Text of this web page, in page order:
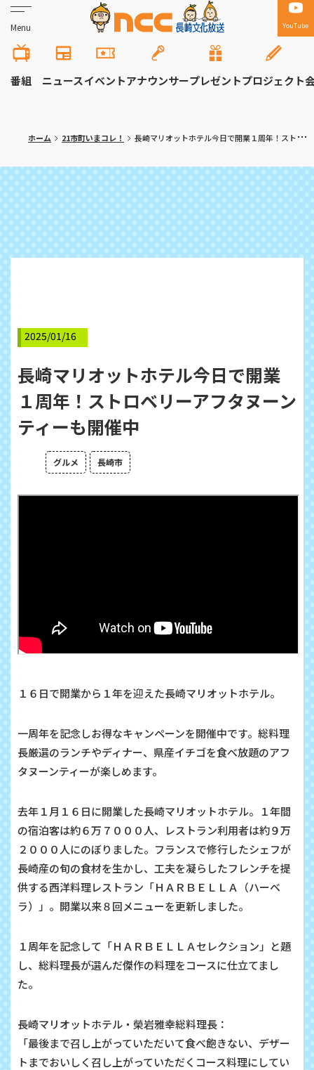
Menu YouTube
番組 ニュースイベントアナウンサープレゼントプロジェクト
ホーム 21市町いまコレ！ 長崎マリオットホテル今日で開業１周年！ストロベリーアフタヌーンティーも開催中
2025/01/16
長崎マリオットホテル今日で開業
１周年！ストロベリーアフタヌーン
ティーも開催中
グルメ 長崎市
１６日で開業から１年を迎えた長崎マリオットホテル。
一周年を記念しお得なキャンペーンを開催中です。総料理
長厳選のランチやディナー、県産イチゴを食べ放題のアフ
タヌーンティーが楽しめます。
去年１月１６日に開業した長崎マリオットホテル。１年間
の宿泊客は約６万７０００人、レストラン利用者は約９万
２０００人にのぼりました。フランスで修行したシェフが
長崎産の旬の食材を生かし、工夫を凝らしたフレンチを提
供する西洋料理レストラン「ＨＡＲＢＥＬＬＡ（ハーベ
ラ）」。開業以来８回メニューを更新しました。
１周年を記念して「ＨＡＲＢＥＬＬＡセレクション」と題
し、総料理長が選んだ傑作の料理をコースに仕立てまし
た。
長崎マリオットホテル・榮岩雅幸総料理長：
「最後まで召し上がっていただいて食べ飽きない、デザー
トまでおいしく召し上がっていただくコース料理にしてい